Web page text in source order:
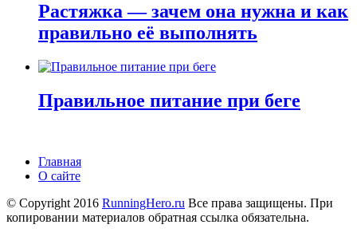
Растяжка — зачем она нужна и как
правильно её выполнять
Правильное питание при беге
Главная
О сайте
© Copyright 2016 RunningHero.ru Все права защищены. При
копировании материалов обратная ссылка обязательна.